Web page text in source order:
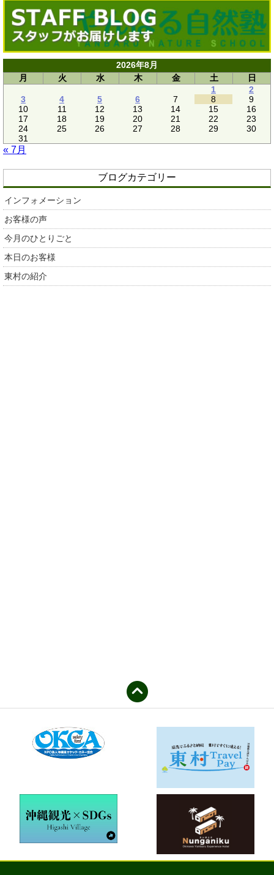
2026年8月
月
火 水 木 金 土
日
1
2
3
4 5 6 7 8
9
10
11 12 13 14 15
16
17
18 19 20 21 22
23
24
25 26 27 28 29
30
31
« 7月
ブログカテゴリー
インフォメーション
お客様の声
今月のひとりごと
本日のお客様
東村の紹介